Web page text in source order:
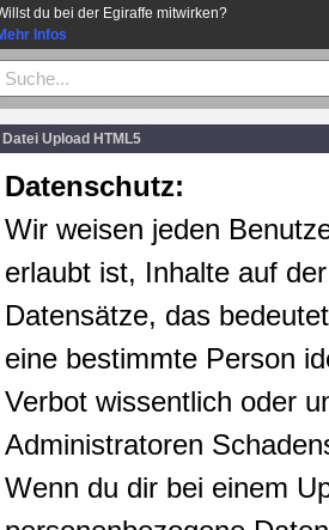
du bei der Egiraffe mitwirken?
Infos
Datei Upload HTML5
Datenschutz:
Wir weisen jeden
erlaubt ist, Inhalte auf
Datensätze, das
eine bestimmte Person
Verbot wissentlich oder
Administratoren
Wenn du dir bei einem